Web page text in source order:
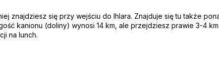
znajdziesz się przy wejściu do Ihlara. Znajduje się tu także
kanionu (doliny) wynosi 14 km, ale przejdziesz prawie 3-4 km
na lunch.